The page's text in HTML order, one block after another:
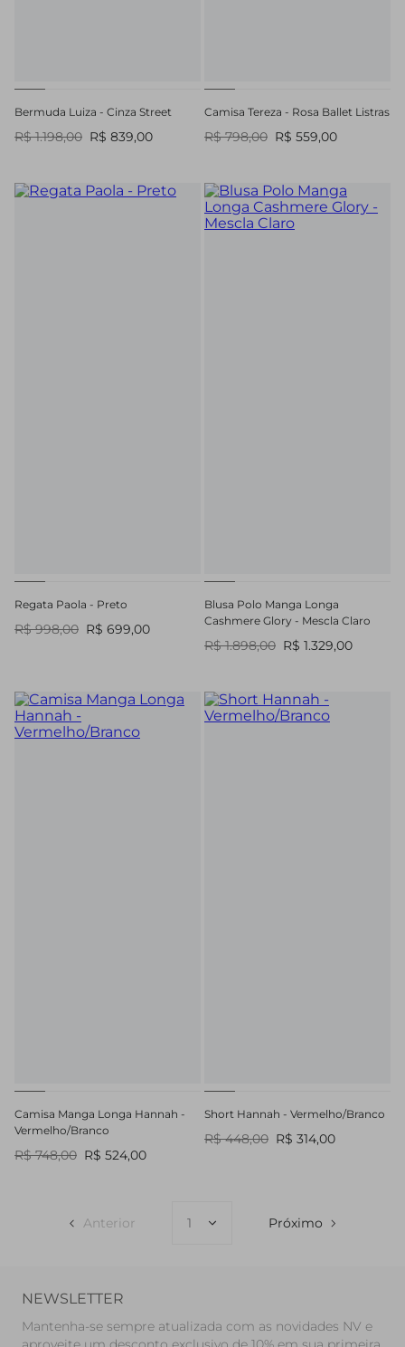
Bermuda Luiza - Cinza Street
R$ 1.198,00 R$ 839,00
Camisa Tereza - Rosa Ballet Listras
R$ 798,00 R$ 559,00
Regata Paola - Preto
R$ 998,00 R$ 699,00
Blusa Polo Manga Longa
Cashmere Glory - Mescla Claro
R$ 1.898,00 R$ 1.329,00
Camisa Manga Longa Hannah -
Vermelho/Branco
R$ 748,00 R$ 524,00
Short Hannah - Vermelho/Branco
R$ 448,00 R$ 314,00
Anterior Próximo
NEWSLETTER
Mantenha-se sempre atualizada com as novidades NV e